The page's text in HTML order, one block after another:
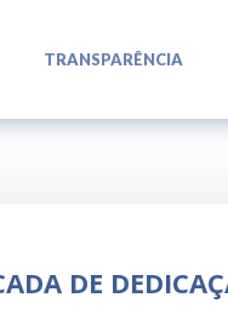
TRANSPARÊNCIA
DE